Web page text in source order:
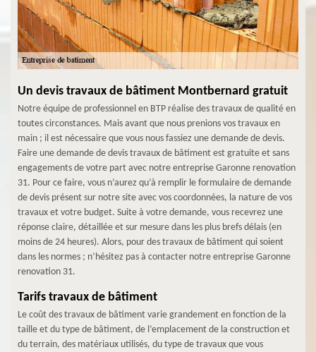
Un devis travaux de bâtiment Montbernard gratuit
Notre équipe de professionnel en BTP réalise des travaux de qualité en
toutes circonstances. Mais avant que nous prenions vos travaux en
main ; il est nécessaire que vous nous fassiez une demande de devis.
Faire une demande de devis travaux de bâtiment est gratuite et sans
engagements de votre part avec notre entreprise Garonne renovation
31. Pour ce faire, vous n’aurez qu’à remplir le formulaire de demande
de devis présent sur notre site avec vos coordonnées, la nature de vos
travaux et votre budget. Suite à votre demande, vous recevrez une
réponse claire, détaillée et sur mesure dans les plus brefs délais (en
moins de 24 heures). Alors, pour des travaux de bâtiment qui soient
dans les normes ; n’hésitez pas à contacter notre entreprise Garonne
renovation 31.
Tarifs travaux de bâtiment
Le coût des travaux de bâtiment varie grandement en fonction de la
taille et du type de bâtiment, de l’emplacement de la construction et
du terrain, des matériaux utilisés, du type de travaux que vous